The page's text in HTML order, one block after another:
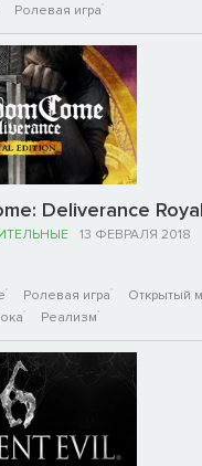
Ролевая игра
Deliverance
13 ФЕВРАЛЯ 2018
Ролевая игра
Открытый
Реализм